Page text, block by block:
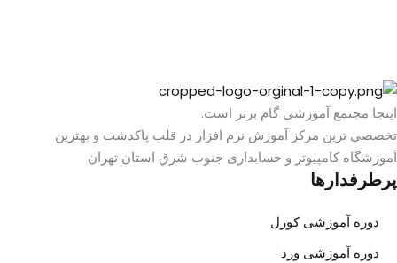
اینجا مجتمع آموزشی گام برتر است.
تخصصی ترین مرکز آموزش نرم افزار در قلب پاکدشت و بهترین
آموزشگاه کامپیوتر و حسابداری جنوب شرق استان تهران
پرطرفدارها
دوره آموزشی کورل
دوره آموزشی ورد